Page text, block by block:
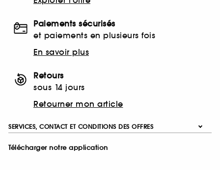
Paiements sécurisés
et paiements en plusieurs fois
En savoir plus
Retours
sous 14 jours
Retourner mon article
SERVICES, CONTACT ET CONDITIONS DES OFFRES
Télécharger notre application